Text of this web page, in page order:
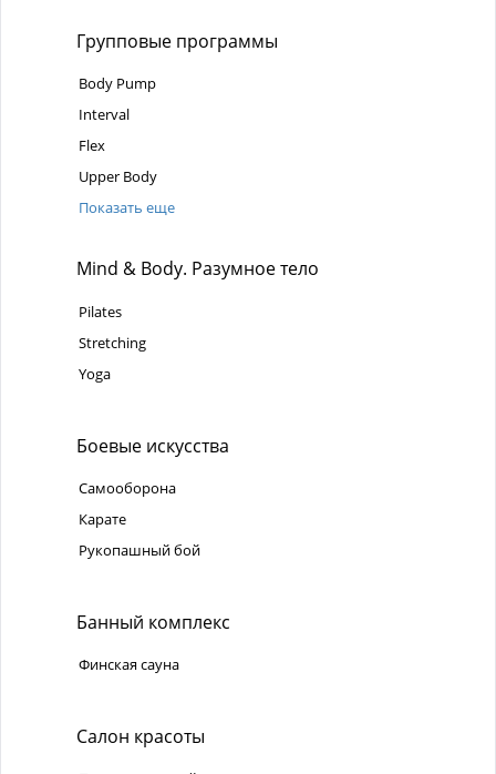
Групповые программы
Body Pump
Interval
Flex
Upper Body
Показать еще
Mind & Body. Разумное тело
Pilates
Stretching
Yoga
Боевые искусства
Самооборона
Карате
Рукопашный бой
Банный комплекс
Финская сауна
Салон красоты